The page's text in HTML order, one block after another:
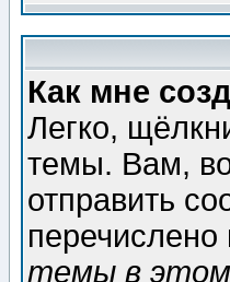
Как мне
Легко,
темы. Вам,
отправить
темы в